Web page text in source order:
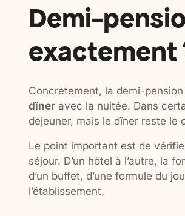
Demi-
exactement
Concrètement, la demi-
dîneravec la nuitée. Dans
déjeuner, mais le dîner reste le
Le point important est de
séjour. D’un hôtel à l’autre, la
d’un buffet, d’une formule du
l’établissement.